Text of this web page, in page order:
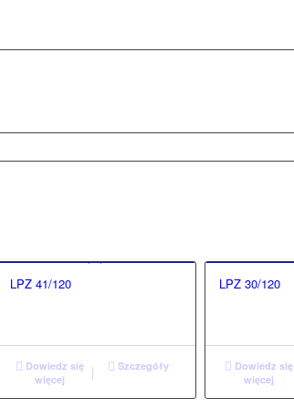
LPZ 41/120
Dowiedz się
więcej
Szczegóły
LPZ 30/120
Dowiedz się
więcej